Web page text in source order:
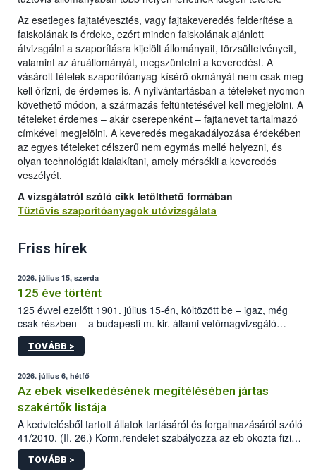
Az esetleges fajtatévesztés, vagy fajtakeveredés felderítése a
faiskolának is érdeke, ezért minden faiskolának ajánlott
átvizsgálni a szaporításra kijelölt állományait, törzsültetvényeit,
valamint az áruállományát, megszüntetni a keveredést. A
vásárolt tételek szaporítóanyag-kísérő okmányát nem csak meg
kell őrizni, de érdemes is. A nyilvántartásban a tételeket nyomon
követhető módon, a származás feltüntetésével kell megjelölni. A
tételeket érdemes – akár cserepenként – fajtanevet tartalmazó
címkével megjelölni. A keveredés megakadályozása érdekében
az egyes tételeket célszerű nem egymás mellé helyezni, és
olyan technológiát kialakítani, amely mérsékli a keveredés
veszélyét.
A vizsgálatról szóló cikk letölthető formában
Tűztövis szaporítóanyagok utóvizsgálata
Friss hírek
2026. július 15, szerda
125 éve történt
125 évvel ezelőtt 1901. július 15-én, költözött be – igaz, még
csak részben – a budapesti m. kir. állami vetőmagvizsgáló
állomás a Kis Rókus utca 15. szám alatti, Czigler Győző által
tervezett új épületébe.
TOVÁBB >
2026. július 6, hétfő
Az ebek viselkedésének megítélésében jártas
szakértők listája
A kedvtelésből tartott állatok tartásáról és forgalmazásáról szóló
41/2010. (II. 26.) Korm.rendelet szabályozza az eb okozta fizikai
sérülés, illetve ennek veszélye keletkezésekor felmerülő
hatósági feladatokat, valamint a veszélyes eb tartását és annak
TOVÁBB >